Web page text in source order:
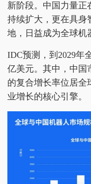
新阶段。中国力量正
持续扩大，更在具身
地，日益成为全球机
IDC预测，到2029年
亿美元。其中，中国
的复合增长率位居全
业增长的核心引擎。